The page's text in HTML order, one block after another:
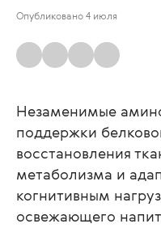
Опубликовано 4 июля
Незаменимые
поддержки
восстановления
метаболизма и
когнитивным
освежающего